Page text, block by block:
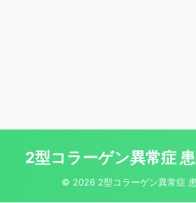
2型コラーゲン異常症
© 2026 2型コラーゲン異常症